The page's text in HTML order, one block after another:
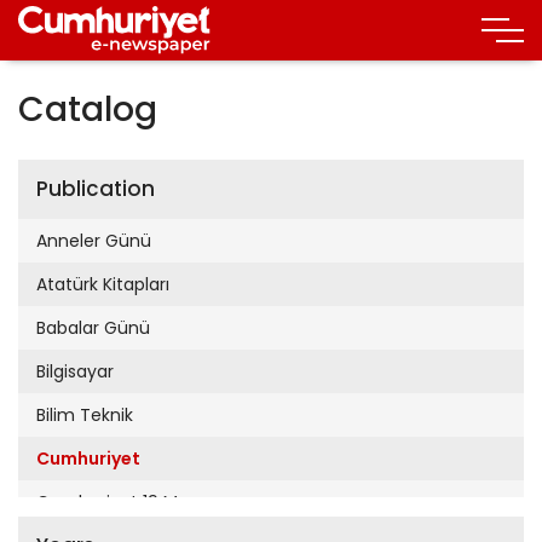
Catalog
Publication
Anneler Günü
Atatürk Kitapları
Babalar Günü
Bilgisayar
Bilim Teknik
Cumhuriyet
Cumhuriyet 19 Mayıs